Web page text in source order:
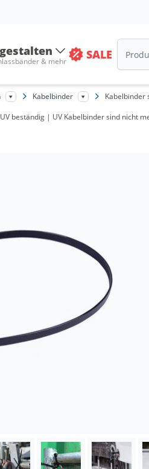
& mehr SALE
Kabelbinder Kabelbinder
beständig | UV Kabelbinder sind nicht